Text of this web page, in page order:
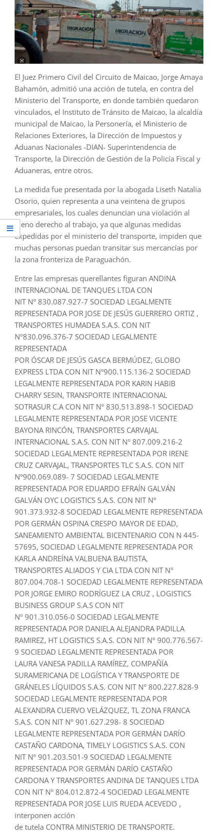
El Juez Primero Civil del Circuito de Maicao, Jorge Amaya
Bahamón, admitió una acción de tutela, en contra del
Ministerio del Transporte, en donde también quedaron
vinculados, el Instituto de Tránsito de Maicao, la alcaldía
municipal de Maicao, la Personería, el Ministerio de
Relaciones Exteriores, la Dirección de Impuestos y
Aduanas Nacionales -DIAN- Superintendencia de
Transporte, la Dirección de Gestión de la Policía Fiscal y
Aduaneras, entre otros.
La medida fue presentada por la abogada Liseth Natalia
Osorio, quien representa a una veintena de grupos
empresariales, los cuales denuncian una violación al
pleno derecho al trabajo, ya que algunas medidas
expedidas por el ministerio del transporte, impiden que
muchas personas puedan transitar sus mercancías por
la zona fronteriza de Paraguachón.
Entre las empresas querellantes figuran ANDINA
INTERNACIONAL DE TANQUES LTDA CON
NIT N° 830.087.927-7 SOCIEDAD LEGALMENTE
REPRESENTADA POR JOSE DE JESÚS GUERRERO ORTIZ ,
TRANSPORTES HUMADEA S.A.S. CON NIT
N°830.096.376-7 SOCIEDAD LEGALMENTE
REPRESENTADA
POR ÓSCAR DE JESÚS GASCA BERMÚDEZ, GLOBO
EXPRESS LTDA CON NIT N°900.115.136-2 SOCIEDAD
LEGALMENTE REPRESENTADA POR KARIN HABIB
CHARRY SESIN, TRANSPORTE INTERNACIONAL
SOTRASUR C.A CON NIT N° 830.513.898-1 SOCIEDAD
LEGALMENTE REPRESENTADA POR JOSE VICENTE
BAYONA RINCÓN, TRANSPORTES CARVAJAL
INTERNACIONAL S.A.S. CON NIT N° 807.009.216-2
SOCIEDAD LEGALMENTE REPRESENTADA POR IRENE
CRUZ CARVAJAL, TRANSPORTES TLC S.A.S. CON NIT
N°900.069.089- 7 SOCIEDAD LEGALMENTE
REPRESENTADA POR EDUARDO EFRAÍN GALVÁN
GALVÁN OYC LOGISTICS S.A.S. CON NIT N°
901.373.932-8 SOCIEDAD LEGALMENTE REPRESENTADA
POR GERMÁN OSPINA CRESPO MAYOR DE EDAD,
SANEAMIENTO AMBIENTAL BICENTENARIO CON N 445-
57695, SOCIEDAD LEGALMENTE REPRESENTADA POR
KARLA ANDREÍNA VALBUENA BAUTISTA,
TRANSPORTES ALIADOS Y CIA LTDA CON NIT N°
807.004.708-1 SOCIEDAD LEGALMENTE REPRESENTADA
POR JORGE EMIRO RODRÍGUEZ LA CRUZ , LOGISTICS
BUSINESS GROUP S.A.S CON NIT
N° 901.310.056-0 SOCIEDAD LEGALMENTE
REPRESENTADA POR DANIELA ALEJANDRA PADILLA
RAMIREZ, HT LOGISTICS S.A.S. CON NIT N° 900.776.567-
9 SOCIEDAD LEGALMENTE REPRESENTADA POR
LAURA VANESA PADILLA RAMÍREZ, COMPAÑÍA
SURAMERICANA DE LOGÍSTICA Y TRANSPORTE DE
GRÁNELES LÍQUIDOS S.A.S. CON NIT N° 800.227.828-9
SOCIEDAD LEGALMENTE REPRESENTADA POR
ALEXANDRA CUERVO VELÁZQUEZ, TL ZONA FRANCA
S.A.S. CON NIT N° 901.627.298- 8 SOCIEDAD
LEGALMENTE REPRESENTADA POR GERMÁN DARÍO
CASTAÑO CARDONA, TIMELY LOGISTICS S.A.S. CON
NIT N° 901.203.501-9 SOCIEDAD LEGALMENTE
REPRESENTADA POR GERMÁN DARÍO CASTAÑO
CARDONA Y TRANSPORTES ANDINA DE TANQUES LTDA
CON NIT N° 804.012.872-4 SOCIEDAD LEGALMENTE
REPRESENTADA POR JOSE LUIS RUEDA ACEVEDO ,
interponen acción
de tutela CONTRA MINISTERIO DE TRANSPORTE.